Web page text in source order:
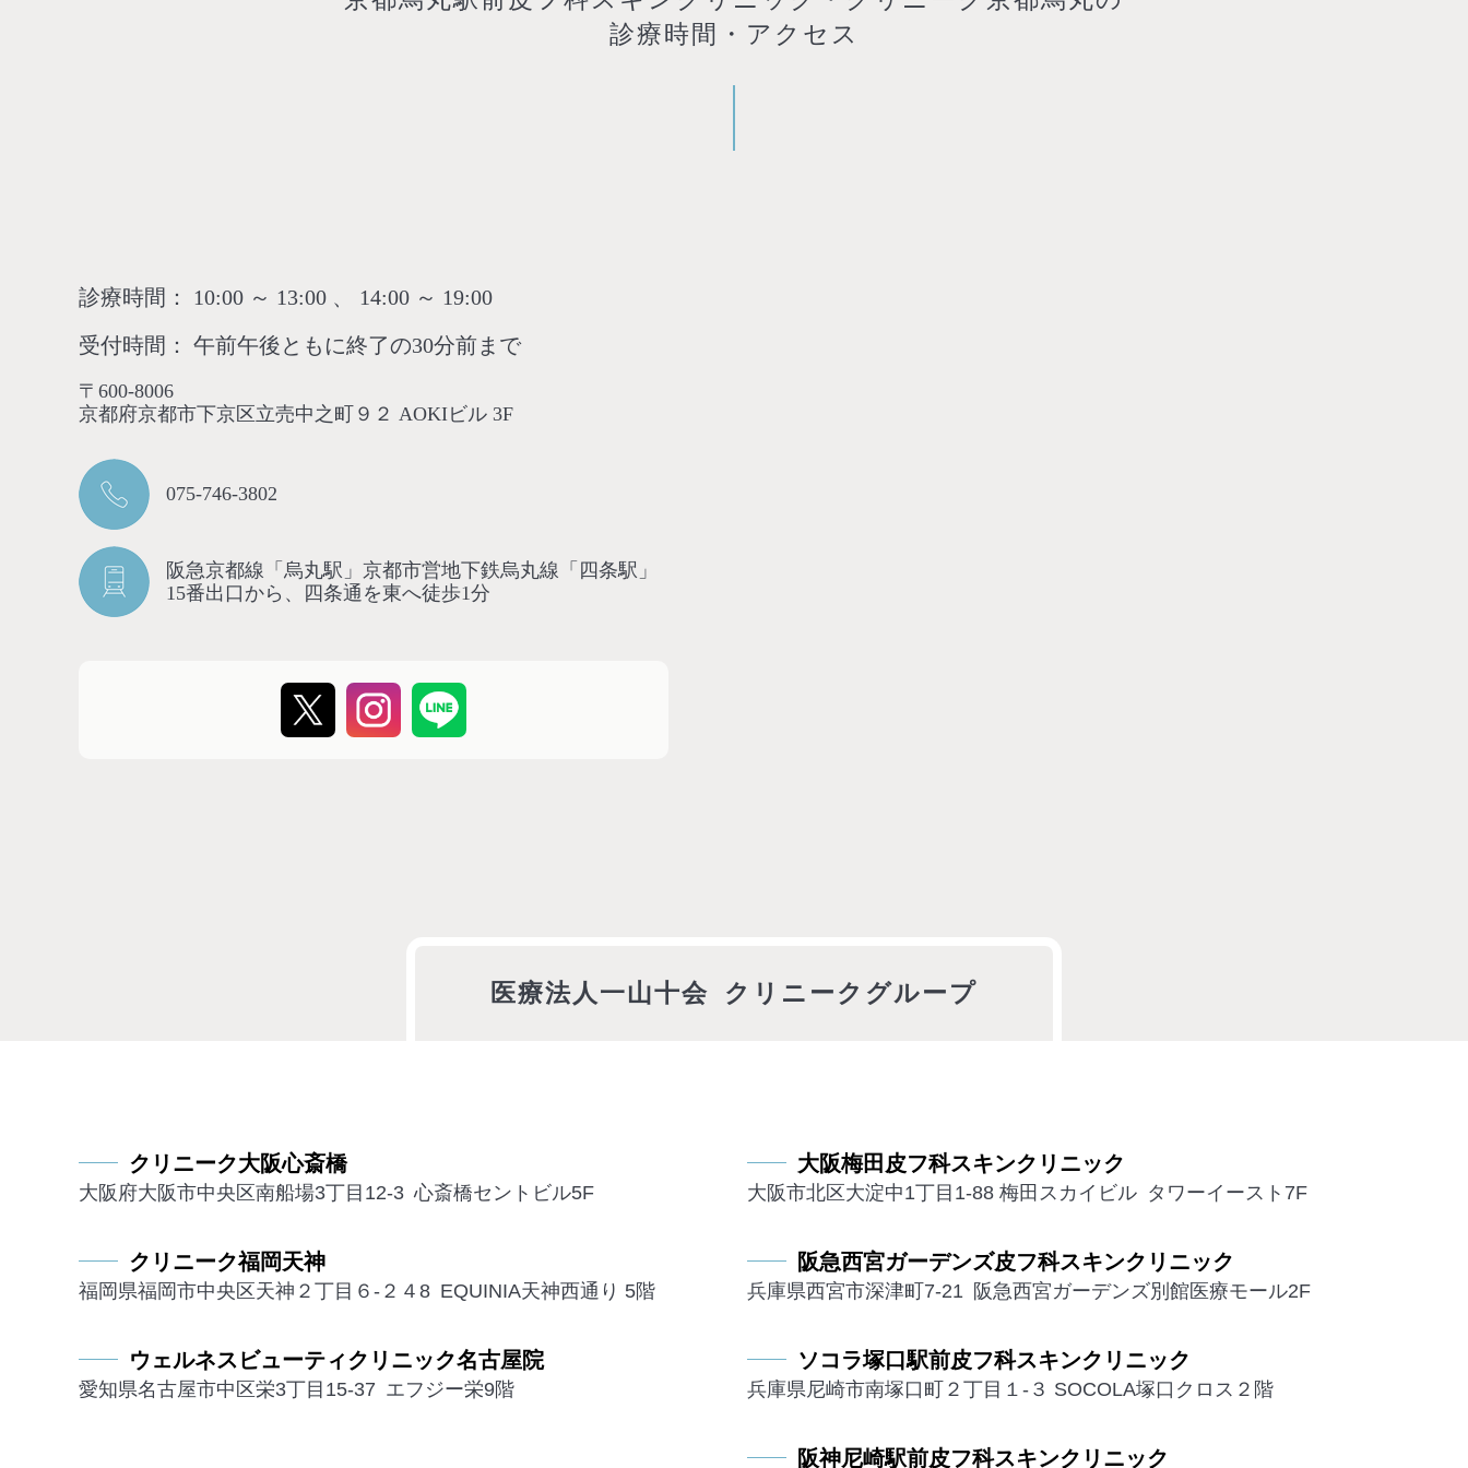
診療時間・アクセス
診療時間： 10:00 ～ 13:00 、 14:00 ～ 19:00
受付時間： 午前午後ともに終了の30分前まで
〒600-8006
京都府京都市下京区立売中之町９２ AOKIビル 3F
075-746-3802
阪急京都線「烏丸駅」京都市営地下鉄烏丸線「四条駅」
15番出口から、四条通を東へ徒歩1分
医療法人一山十会 クリニークグループ
クリニーク大阪心斎橋
大阪府大阪市中央区南船場3丁目12-3 心斎橋セントビル5F
クリニーク福岡天神
福岡県福岡市中央区天神２丁目６-２４8 EQUINIA天神西通り 5階
ウェルネスビューティクリニック名古屋院
愛知県名古屋市中区栄3丁目15-37 エフジー栄9階
大阪梅田皮フ科スキンクリニック
大阪市北区大淀中1丁目1-88 梅田スカイビル タワーイースト7F
阪急西宮ガーデンズ皮フ科スキンクリニック
兵庫県西宮市深津町7-21 阪急西宮ガーデンズ別館医療モール2F
ソコラ塚口駅前皮フ科スキンクリニック
兵庫県尼崎市南塚口町２丁目１-３ SOCOLA塚口クロス２階
阪神尼崎駅前皮フ科スキンクリニック